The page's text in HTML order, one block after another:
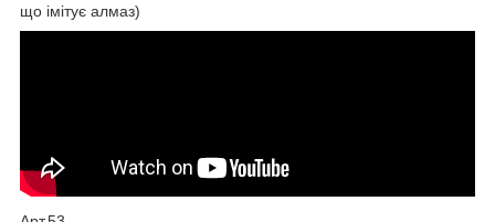
що імітує алмаз)